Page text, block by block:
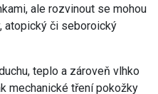
ale rozvinout se mohou
atopický či seboroický
teplo a zároveň vlhko
mechanické tření pokožky